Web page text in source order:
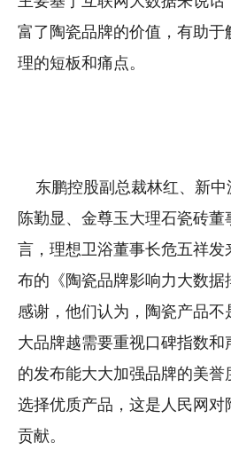
富了陶瓷品牌的价值，有助于
理的短板和痛点。
东鹏控股副总裁林红、新中
陈勤显、金尊玉大理石瓷砖
言，理想卫浴董事长危五祥
布的《陶瓷品牌影响力大数据
感谢，他们认为，陶瓷产品不
大品牌越需要重视口碑指数
的发布能大大加强品牌的美
选择优质产品，这是人民网对
贡献。